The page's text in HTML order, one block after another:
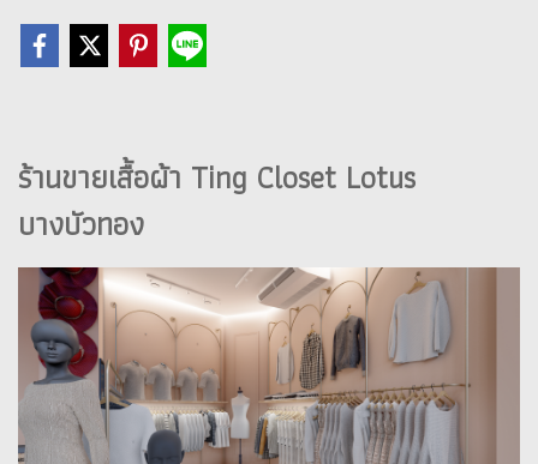
ร้านขายเสื้อผ้า Ting Closet Lotus
บางบัวทอง